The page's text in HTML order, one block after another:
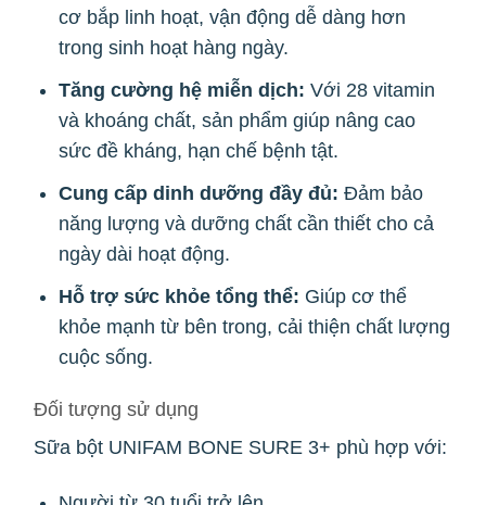
cơ bắp linh hoạt, vận động dễ dàng hơn
trong sinh hoạt hàng ngày.
Tăng cường hệ miễn dịch: Với 28 vitamin
và khoáng chất, sản phẩm giúp nâng cao
sức đề kháng, hạn chế bệnh tật.
Cung cấp dinh dưỡng đầy đủ: Đảm bảo
năng lượng và dưỡng chất cần thiết cho cả
ngày dài hoạt động.
Hỗ trợ sức khỏe tổng thể: Giúp cơ thể
khỏe mạnh từ bên trong, cải thiện chất lượng
cuộc sống.
Đối tượng sử dụng
Sữa bột UNIFAM BONE SURE 3+ phù hợp với: